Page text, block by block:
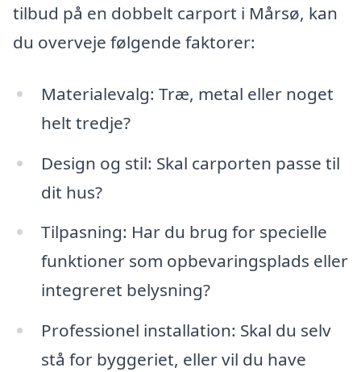
tilbud på en dobbelt carport i Mårsø, kan
du overveje følgende faktorer:
Materialevalg: Træ, metal eller noget
helt tredje?
Design og stil: Skal carporten passe til
dit hus?
Tilpasning: Har du brug for specielle
funktioner som opbevaringsplads eller
integreret belysning?
Professionel installation: Skal du selv
stå for byggeriet, eller vil du have